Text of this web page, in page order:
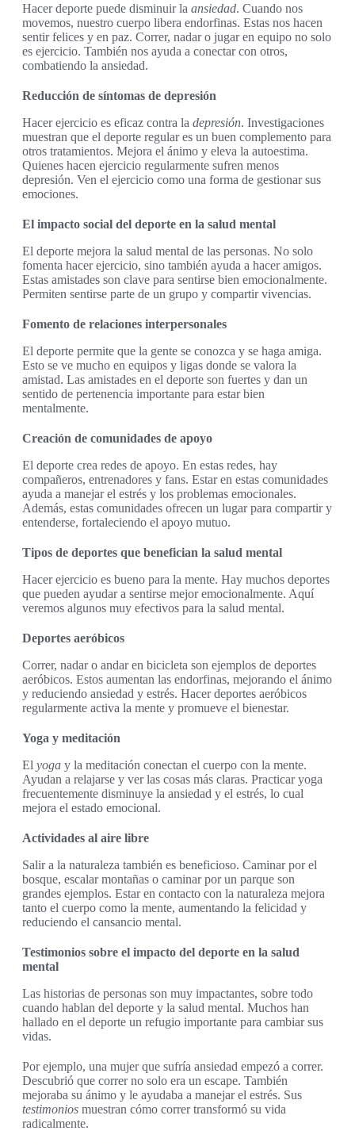
Hacer deporte puede disminuir la ansiedad. Cuando nos
movemos, nuestro cuerpo libera endorfinas. Estas nos hacen
sentir felices y en paz. Correr, nadar o jugar en equipo no solo
es ejercicio. También nos ayuda a conectar con otros,
combatiendo la ansiedad.
Reducción de síntomas de depresión
Hacer ejercicio es eficaz contra la depresión. Investigaciones
muestran que el deporte regular es un buen complemento para
otros tratamientos. Mejora el ánimo y eleva la autoestima.
Quienes hacen ejercicio regularmente sufren menos
depresión. Ven el ejercicio como una forma de gestionar sus
emociones.
El impacto social del deporte en la salud mental
El deporte mejora la salud mental de las personas. No solo
fomenta hacer ejercicio, sino también ayuda a hacer amigos.
Estas amistades son clave para sentirse bien emocionalmente.
Permiten sentirse parte de un grupo y compartir vivencias.
Fomento de relaciones interpersonales
El deporte permite que la gente se conozca y se haga amiga.
Esto se ve mucho en equipos y ligas donde se valora la
amistad. Las amistades en el deporte son fuertes y dan un
sentido de pertenencia importante para estar bien
mentalmente.
Creación de comunidades de apoyo
El deporte crea redes de apoyo. En estas redes, hay
compañeros, entrenadores y fans. Estar en estas comunidades
ayuda a manejar el estrés y los problemas emocionales.
Además, estas comunidades ofrecen un lugar para compartir y
entenderse, fortaleciendo el apoyo mutuo.
Tipos de deportes que benefician la salud mental
Hacer ejercicio es bueno para la mente. Hay muchos deportes
que pueden ayudar a sentirse mejor emocionalmente. Aquí
veremos algunos muy efectivos para la salud mental.
Deportes aeróbicos
Correr, nadar o andar en bicicleta son ejemplos de deportes
aeróbicos. Estos aumentan las endorfinas, mejorando el ánimo
y reduciendo ansiedad y estrés. Hacer deportes aeróbicos
regularmente activa la mente y promueve el bienestar.
Yoga y meditación
El yoga y la meditación conectan el cuerpo con la mente.
Ayudan a relajarse y ver las cosas más claras. Practicar yoga
frecuentemente disminuye la ansiedad y el estrés, lo cual
mejora el estado emocional.
Actividades al aire libre
Salir a la naturaleza también es beneficioso. Caminar por el
bosque, escalar montañas o caminar por un parque son
grandes ejemplos. Estar en contacto con la naturaleza mejora
tanto el cuerpo como la mente, aumentando la felicidad y
reduciendo el cansancio mental.
Testimonios sobre el impacto del deporte en la salud
mental
Las historias de personas son muy impactantes, sobre todo
cuando hablan del deporte y la salud mental. Muchos han
hallado en el deporte un refugio importante para cambiar sus
vidas.
Por ejemplo, una mujer que sufría ansiedad empezó a correr.
Descubrió que correr no solo era un escape. También
mejoraba su ánimo y le ayudaba a manejar el estrés. Sus
testimonios muestran cómo correr transformó su vida
radicalmente.